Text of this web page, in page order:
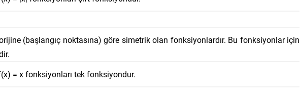
(başlangıç noktasına) göre simetrik olan fonksiyonlardır. Bu fonksiyonlar için
= x fonksiyonları tek fonksiyondur.